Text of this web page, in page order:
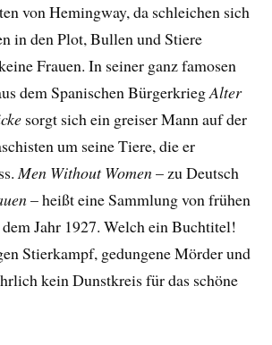
von Hemingway, da schleichen sich
in den Plot, Bullen und Stiere
Frauen. In seiner ganz famosen
dem Spanischen BürgerkriegAlter
sorgt sich ein greiser Mann auf der
um seine Tiere, die er
Men Without Women– zu Deutsch
– heißt eine Sammlung von frühen
dem Jahr 1927. Welch ein Buchtitel!
Stierkampf, gedungene Mörder und
kein Dunstkreis für das schöne